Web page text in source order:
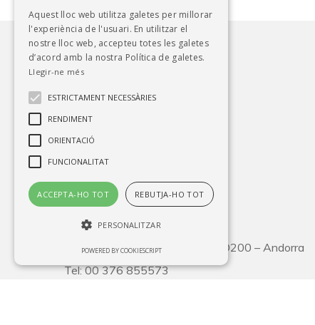
Facebook
Instagram
Estació de servei:
CG2 Km31, Pas de la Casa – AD200 – Andorra
Tel: 00 376 855573
Aquest lloc web utilitza galetes per millorar
l'experiència de l'usuari. En utilitzar el
nostre lloc web, accepteu totes les galetes
d’acord amb la nostra Política de galetes.
Llegir-ne més
ESTRICTAMENT NECESSÀRIES
RENDIMENT
ORIENTACIÓ
FUNCIONALITAT
ACCEPTA-HO TOT REBUTJA-HO TOT
PERSONALITZAR
POWERED BY COOKIESCRIPT